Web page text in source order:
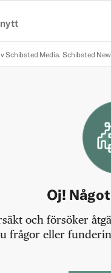
Schibsted Media. Schibsted
Oj!
och försöker
frågor eller